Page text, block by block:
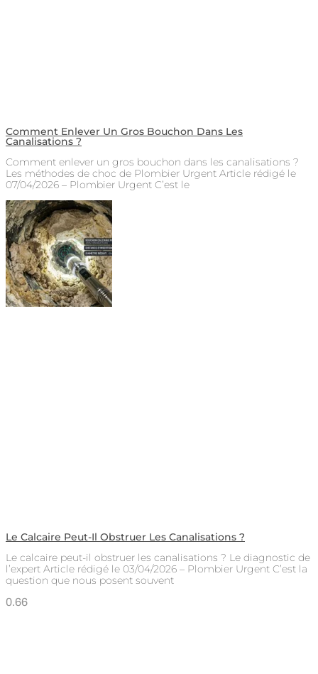
Comment Enlever Un Gros Bouchon Dans Les
Canalisations ?
Comment enlever un gros bouchon dans les canalisations ?
Les méthodes de choc de Plombier Urgent Article rédigé le
07/04/2026 – Plombier Urgent C’est le
Le Calcaire Peut-Il Obstruer Les Canalisations ?
Le calcaire peut-il obstruer les canalisations ? Le diagnostic de
l’expert Article rédigé le 03/04/2026 – Plombier Urgent C’est la
question que nous posent souvent